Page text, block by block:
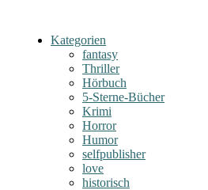
Kategorien
fantasy
Thriller
Hörbuch
5-Sterne-Bücher
Krimi
Horror
Humor
selfpublisher
love
historisch